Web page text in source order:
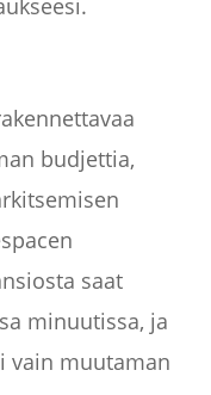
budjettia,
saat
minuutissa, ja
vain muutaman